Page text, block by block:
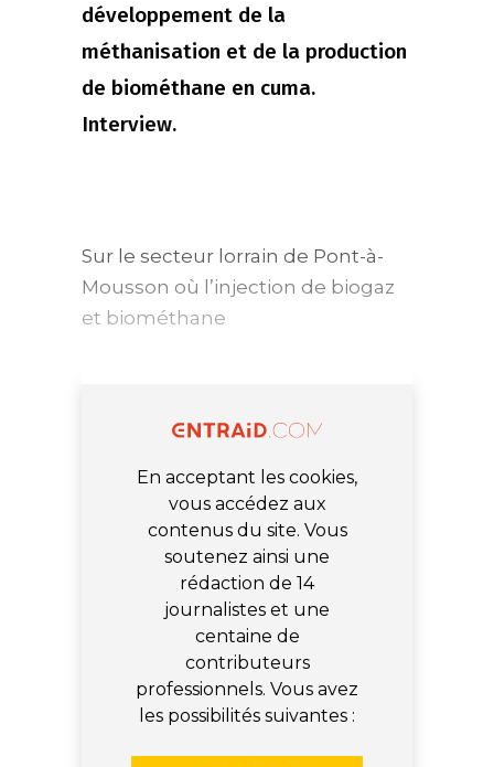
développement de la
méthanisation et de la production
de biométhane en cuma.
Interview.
Sur le secteur lorrain de Pont-à-
Mousson où l’injection de biogaz
et biométhane
En acceptant les cookies,
vous accédez aux
contenus du site. Vous
soutenez ainsi une
rédaction de 14
journalistes et une
centaine de
contributeurs
professionnels. Vous avez
les possibilités suivantes :